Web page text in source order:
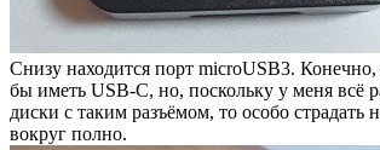
Снизу находится порт microUSB3. Конечно,
бы иметь USB-C, но, поскольку у меня всё
диски с таким разъёмом, то особо страдать
вокруг полно.